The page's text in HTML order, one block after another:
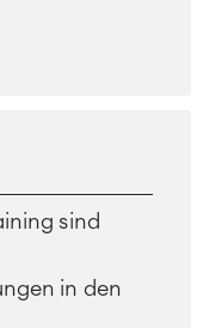
sind
in den